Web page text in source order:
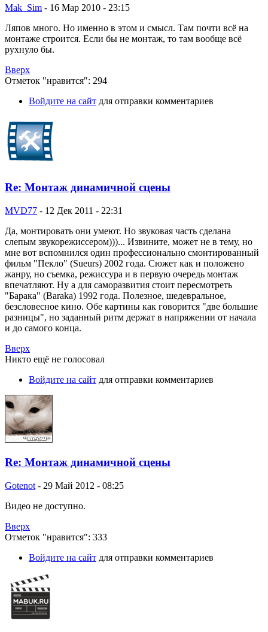
Mak_Sim - 16 Мар 2010 - 23:15
Ляпов много. Но именно в этом и смысл. Там почти всё на
монтаже строится. Если бы не монтаж, то там вообще всё
рухнуло бы.
Вверх
Отметок "нравится": 294
Войдите на сайт для отправки комментариев
Re: Монтаж динамичной сцены
MVD77 - 12 Дек 2011 - 22:31
Да, монтировать они умеют. Но звуковая часть сделана
слепым звукорежиссером)))... Извините, может не в тему, но
мне вот вспомнился один профессионально смонтированный
фильм "Пекло" (Sueurs) 2002 года. Сюжет как и положено
жанру, но съемка, режиссура и в первую очередь монтаж
впечатляют. Ну а для саморазвития стоит пересмотреть
"Барака" (Baraka) 1992 года. Полезное, шедевральное,
безсловесное кино. Обе картины как говорится "две большие
разницы", но заданный ритм держат в напряжении от начала
и до самого конца.
Вверх
Никто ещё не голосовал
Войдите на сайт для отправки комментариев
Re: Монтаж динамичной сцены
Gotenot - 29 Май 2012 - 08:25
Видео не доступно.
Вверх
Отметок "нравится": 333
Войдите на сайт для отправки комментариев